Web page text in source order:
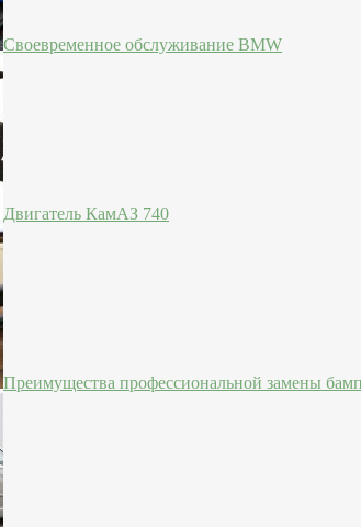
Своевременное обслуживание BMW
Двигатель КамАЗ 740
Преимущества профессиональной замены